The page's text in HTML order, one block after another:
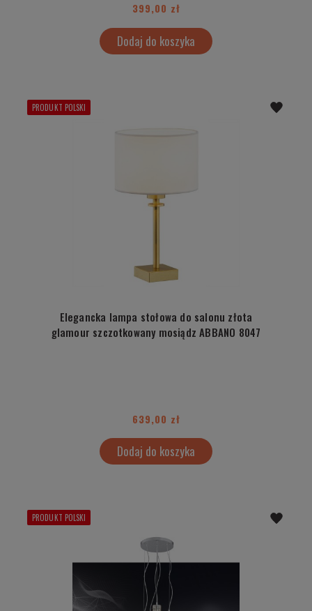
399,00 zł
Dodaj do koszyka
Elegancka lampa stołowa do salonu złota
glamour szczotkowany mosiądz ABBANO 8047
639,00 zł
Dodaj do koszyka
PRODUKT POLSKI
PRODUKT POLSKI